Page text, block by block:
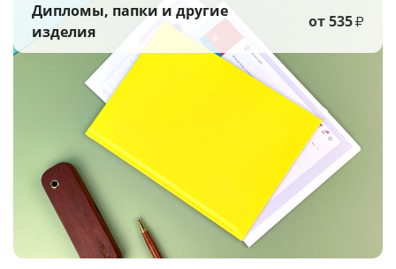
Дипломы, папки и другие
изделия
от 535₽